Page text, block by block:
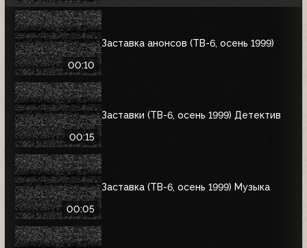
00:10
Заставка анонсов (ТВ-6, осень 1999)
00:15
Заставки (ТВ-6, осень 1999) Детектив
00:05
Заставка (ТВ-6, осень 1999) Музыка